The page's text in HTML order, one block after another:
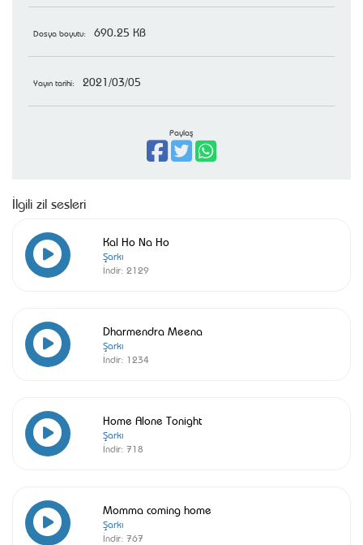
Dosya boyutu: 690.25 KB
Yayın tarihi: 2021/03/05
Paylaş
İlgili zil sesleri
Kal Ho Na Ho
Şarkı
İndir: 2129
Dharmendra Meena
Şarkı
İndir: 1234
Home Alone Tonight
Şarkı
İndir: 718
Momma coming home
Şarkı
İndir: 767